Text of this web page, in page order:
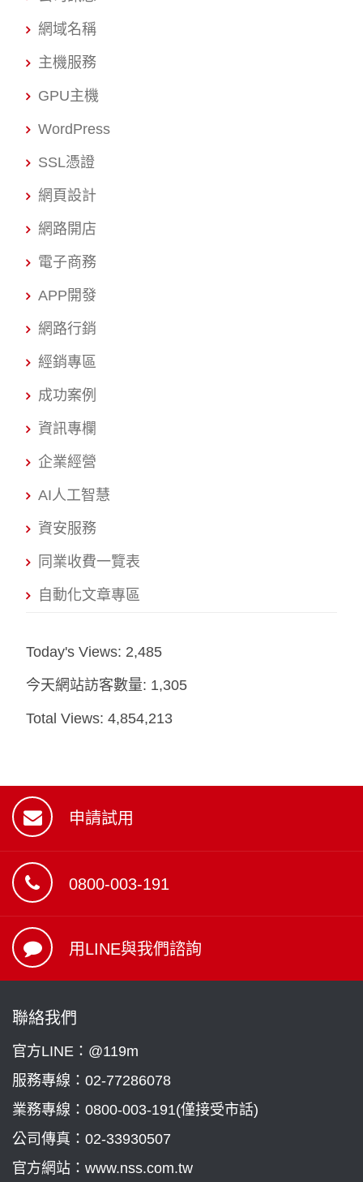
網域名稱
主機服務
GPU主機
WordPress
SSL憑證
網頁設計
網路開店
電子商務
APP開發
網路行銷
經銷專區
成功案例
資訊專欄
企業經營
AI人工智慧
資安服務
同業收費一覽表
自動化文章專區
Today's Views: 2,485
今天網站訪客數量: 1,305
Total Views:4,854,213
申請試用
0800-003-191
用LINE與我們諮詢
聯絡我們
官方LINE：@119m
服務專線： 02-77286078
業務專線： 0800-003-191(僅接受市話)
公司傳真：02-33930507
官方網站：www.nss.com.tw